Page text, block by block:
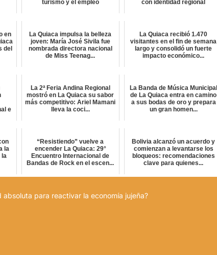
turismo y el empleo
con identidad regional
en
del
La Quiaca impulsa la belleza
joven: María José Sivila fue
nombrada directora nacional
de Miss Teenag...
La Quiaca recibió 1.470
visitantes en el fin de semana
largo y consolidó un fuerte
impacto económico...
e
La 2ª Feria Andina Regional
mostró en La Quiaca su sabor
más competitivo: Ariel Mamani
lleva la coci...
La Banda de Música Municipal
de La Quiaca entra en camino
a sus bodas de oro y prepara
un gran homen...
la
la
“Resistiendo” vuelve a
encender La Quiaca: 29°
Encuentro Internacional de
Bandas de Rock en el escen...
Bolivia alcanzó un acuerdo y
comienzan a levantarse los
bloqueos: recomendaciones
clave para quienes...
para reactivar la economía jujeña?